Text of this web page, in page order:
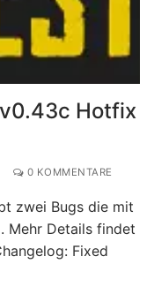
Hotfix
0 KOMMENTARE
zwei Bugs die mit
Mehr Details findet
Fixed